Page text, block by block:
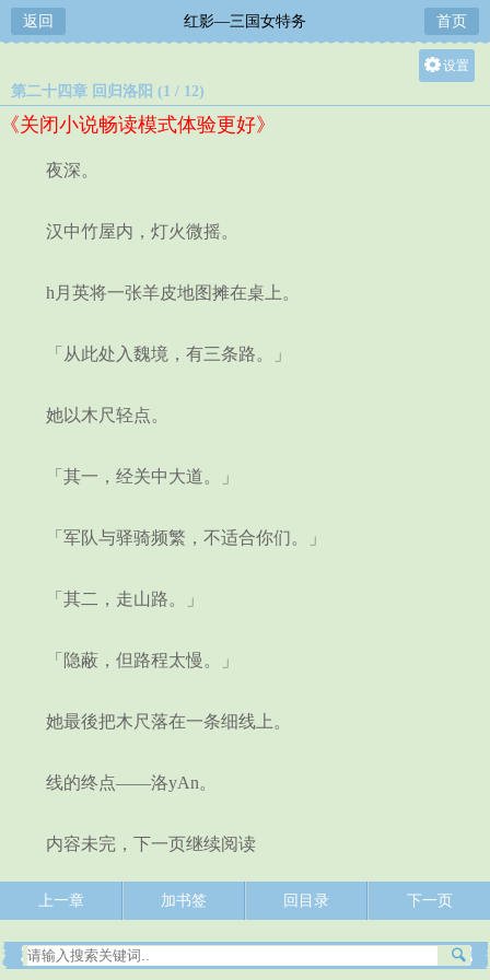
返回 红影—三国女特务 首页
设置
第二十四章 回归洛阳 (1 / 12)
《关闭小说畅读模式体验更好》
夜深。
汉中竹屋内，灯火微摇。
h月英将一张羊皮地图摊在桌上。
「从此处入魏境，有三条路。」
她以木尺轻点。
「其一，经关中大道。」
「军队与驿骑频繁，不适合你们。」
「其二，走山路。」
「隐蔽，但路程太慢。」
她最後把木尺落在一条细线上。
线的终点——洛yAn。
内容未完，下一页继续阅读
上一章 加书签 回目录 下一页